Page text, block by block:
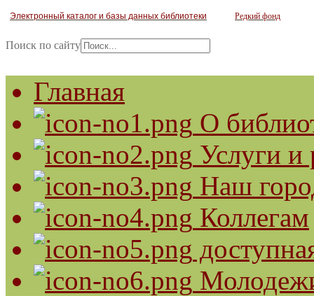
Электронный каталог и базы данных библиотеки Редкий фонд
Поиск по сайту
Главная
О
Услуги и
Наш
Коллегам